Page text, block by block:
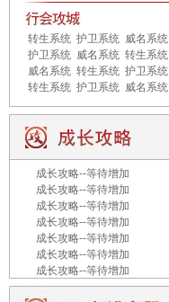
转生系统 护卫系统 威名系统
护卫系统 威名系统 转生系统
威名系统 转生系统 护卫系统
转生系统 护卫系统 威名系统
成长攻略--等待增加
成长攻略--等待增加
成长攻略--等待增加
成长攻略--等待增加
成长攻略--等待增加
成长攻略--等待增加
成长攻略--等待增加